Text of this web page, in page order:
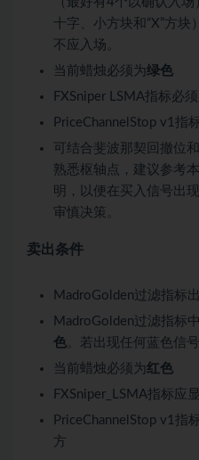
十字、小方块和“X”方块
不应入场。
当前蜡烛必须为绿色
FXSniper LSMA指标必
PriceChannelStop v1指
可结合斐波那契回撤位
熟悉枢轴点，建议参考
明，以便在买入信号出
审慎决策。
卖出条件
MadroGolden过滤指标
MadroGolden过滤指标
色 。若出现任何蓝色信
当前蜡烛必须为红色
FXSniper_LSMA指标应
PriceChannelStop v1指
方